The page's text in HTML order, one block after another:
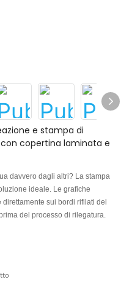
e stampa di
copertina laminata e
davvero dagli altri? La stampa
ideale. Le grafiche
sui bordi rifilati del
del processo di rilegatura.